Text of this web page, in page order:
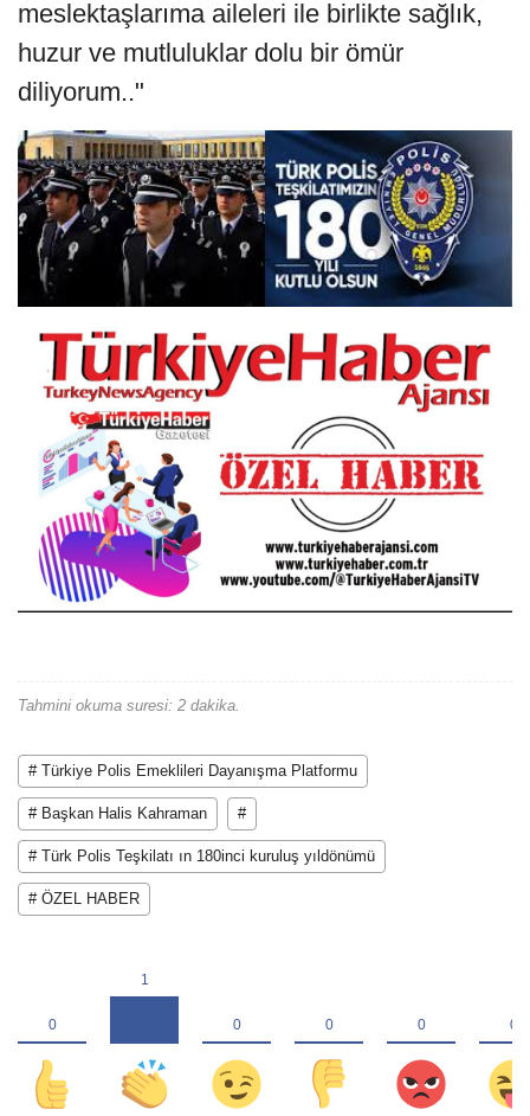
meslektaşlarıma aileleri ile birlikte sağlık,
huzur ve mutluluklar dolu bir ömür
diliyorum.."
Tahmini okuma suresi: 2 dakika.
# Türkiye Polis Emeklileri Dayanışma Platformu
# Başkan Halis Kahraman #
# Türk Polis Teşkilatı ın 180inci kuruluş yıldönümü
# ÖZEL HABER